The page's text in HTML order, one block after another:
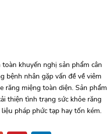
khuyến nghị sản phẩm cân
bệnh nhân gặp vấn đề về viêm
răng miệng toàn diện. Sản phẩm
thiện tình trạng sức khỏe răng
pháp phức tạp hay tốn kém.